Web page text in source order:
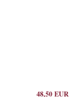
48,50 EUR